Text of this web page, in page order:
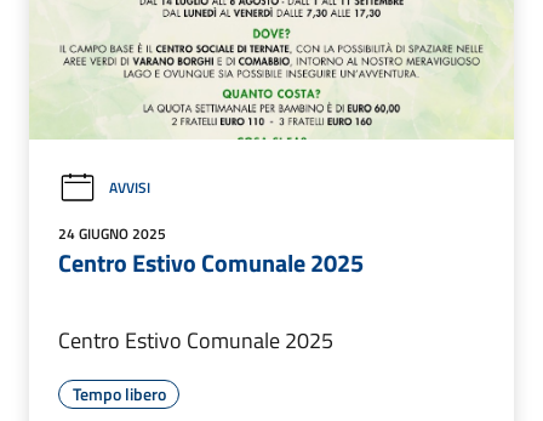
AVVISI
24 GIUGNO 2025
Centro Estivo Comunale 2025
Centro Estivo Comunale 2025
Tempo libero